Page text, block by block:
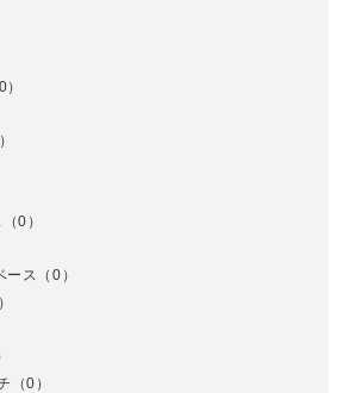
）
（0）
ース （0）
（0）